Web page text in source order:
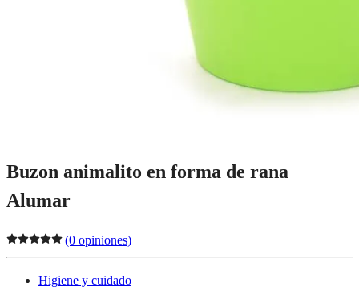
Buzon animalito en forma de rana
Alumar
(0 opiniones)
Higiene y cuidado